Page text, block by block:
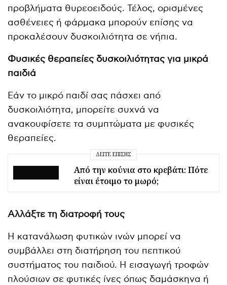
προβλήματα θυρεοειδούς. Τέλος, ορισμένες
ασθένειες ή φάρμακα μπορούν επίσης να
προκαλέσουν δυσκοιλιότητα σε νήπια.
Φυσικές θεραπείες δυσκοιλιότητας για μικρά
παιδιά
Εάν το μικρό παιδί σας πάσχει από
δυσκοιλιότητα, μπορείτε συχνά να
ανακουφίσετε τα συμπτώματα με φυσικές
θεραπείες.
ΔΕΊΤΕ ΕΠΊΣΗΣ
Από την κούνια στο κρεβάτι: Πότε
είναι έτοιμο το μωρό;
Αλλάξτε τη διατροφή τους
Η κατανάλωση φυτικών ινών μπορεί να
συμβάλλει στη διατήρηση του πεπτικού
συστήματος του παιδιού. Η εισαγωγή τροφών
πλούσιων σε φυτικές ίνες όπως δαμάσκηνα ή